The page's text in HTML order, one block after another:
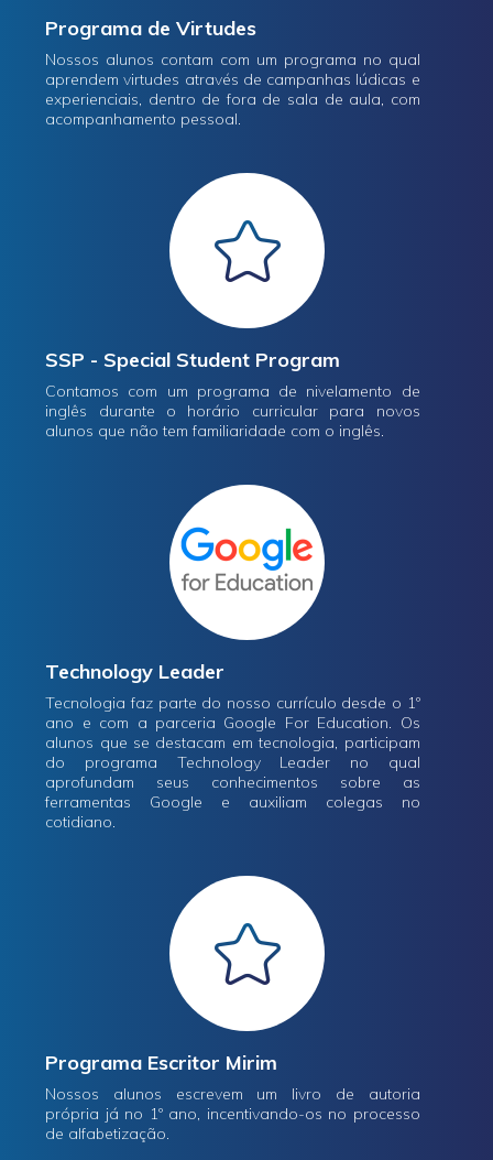
Programa de Virtudes
Nossos alunos contam com um programa no qual
aprendem virtudes através de campanhas lúdicas e
experienciais, dentro de fora de sala de aula, com
acompanhamento pessoal.
SSP - Special Student Program
Contamos com um programa de nivelamento de
inglês durante o horário curricular para novos
alunos que não tem familiaridade com o inglês.
Technology Leader
Tecnologia faz parte do nosso currículo desde o 1º
ano e com a parceria Google For Education. Os
alunos que se destacam em tecnologia, participam
do programa Technology Leader no qual
aprofundam seus conhecimentos sobre as
ferramentas Google e auxiliam colegas no
cotidiano.
Programa Escritor Mirim
Nossos alunos escrevem um livro de autoria
própria já no 1º ano, incentivando-os no processo
de alfabetização.